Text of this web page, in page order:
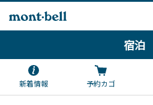
宿泊
新着情報 予約カゴ